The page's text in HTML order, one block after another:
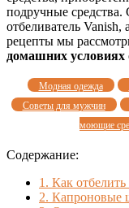
подручные
отбеливатель
рецепты мы
домашних
Модная одежда
Советы для мужчин
моющие
Содержание:
1. Как
2. Капроновые